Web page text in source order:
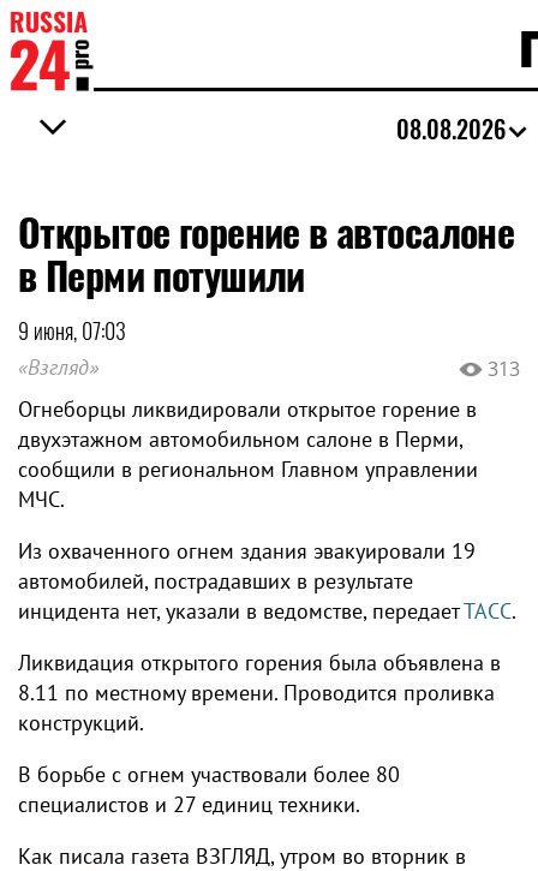
08.08.2026
Открытое горение в автосалоне
в Перми потушили
9 июня, 07:03
«Взгляд» 313
Огнеборцы ликвидировали открытое горение в
двухэтажном автомобильном салоне в Перми,
сообщили в региональном Главном управлении
МЧС.
Из охваченного огнем здания эвакуировали 19
автомобилей, пострадавших в результате
инцидента нет, указали в ведомстве, передаетТАСС.
Ликвидация открытого горения была объявлена в
8.11 по местному времени. Проводится проливка
конструкций.
В борьбе с огнем участвовали более 80
специалистов и 27 единиц техники.
Как писала газета ВЗГЛЯД, утром во вторник в